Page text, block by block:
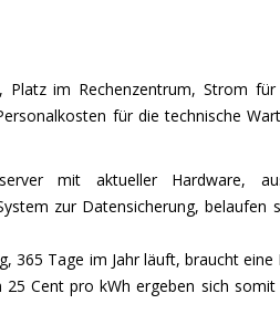
im Rechenzentrum, Strom
für die technische
mit aktueller Hardware,
zur Datensicherung,
365 Tage im Jahr läuft, braucht
Cent pro kWh ergeben sich